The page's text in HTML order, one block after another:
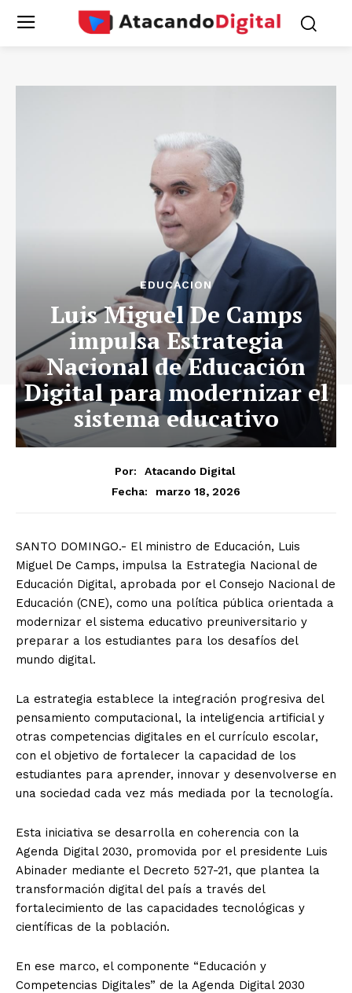
EDUCACION
Luis Miguel De Camps
impulsa Estrategia
Nacional de Educación
Digital para modernizar el
sistema educativo
Por:
Atacando Digital
Fecha:
marzo 18, 2026
SANTO DOMINGO.- El ministro de Educación, Luis
Miguel De Camps, impulsa la Estrategia Nacional de
Educación Digital, aprobada por el Consejo Nacional de
Educación (CNE), como una política pública orientada a
modernizar el sistema educativo preuniversitario y
preparar a los estudiantes para los desafíos del
mundo digital.
La estrategia establece la integración progresiva del
pensamiento computacional, la inteligencia artificial y
otras competencias digitales en el currículo escolar,
con el objetivo de fortalecer la capacidad de los
estudiantes para aprender, innovar y desenvolverse en
una sociedad cada vez más mediada por la tecnología.
Esta iniciativa se desarrolla en coherencia con la
Agenda Digital 2030, promovida por el presidente Luis
Abinader mediante el Decreto 527-21, que plantea la
transformación digital del país a través del
fortalecimiento de las capacidades tecnológicas y
científicas de la población.
En ese marco, el componente “Educación y
Competencias Digitales” de la Agenda Digital 2030